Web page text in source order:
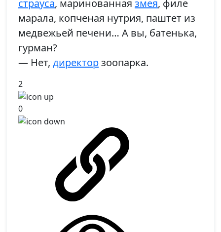
страуса, маринованная змея, филе
марала, копченая нутрия, паштет из
медвежьей печени… А вы, батенька,
гурман?
— Нет, директорзоопарка.
2
0